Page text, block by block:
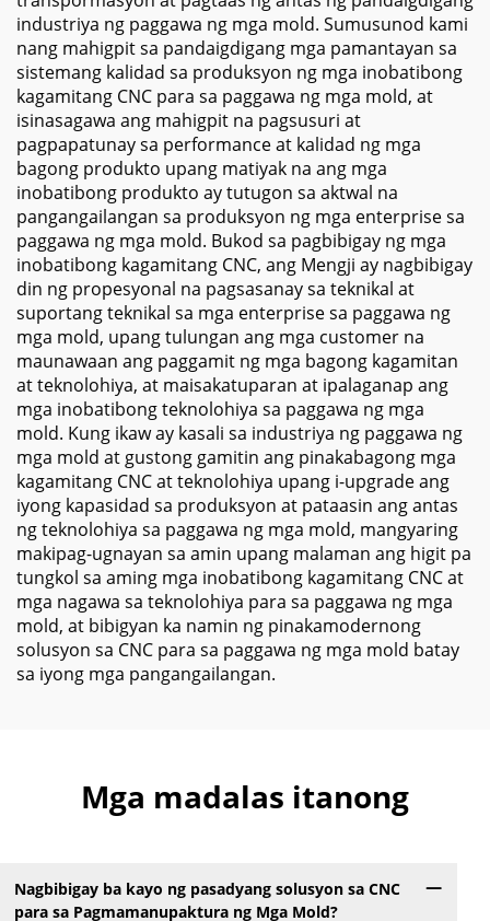
industriya ng paggawa ng mga mold. Sumusunod kami
nang mahigpit sa pandaigdigang mga pamantayan sa
sistemang kalidad sa produksyon ng mga inobatibong
kagamitang CNC para sa paggawa ng mga mold, at
isinasagawa ang mahigpit na pagsusuri at
pagpapatunay sa performance at kalidad ng mga
bagong produkto upang matiyak na ang mga
inobatibong produkto ay tutugon sa aktwal na
pangangailangan sa produksyon ng mga enterprise sa
paggawa ng mga mold. Bukod sa pagbibigay ng mga
inobatibong kagamitang CNC, ang Mengji ay nagbibigay
din ng propesyonal na pagsasanay sa teknikal at
suportang teknikal sa mga enterprise sa paggawa ng
mga mold, upang tulungan ang mga customer na
maunawaan ang paggamit ng mga bagong kagamitan
at teknolohiya, at maisakatuparan at ipalaganap ang
mga inobatibong teknolohiya sa paggawa ng mga
mold. Kung ikaw ay kasali sa industriya ng paggawa ng
mga mold at gustong gamitin ang pinakabagong mga
kagamitang CNC at teknolohiya upang i-upgrade ang
iyong kapasidad sa produksyon at pataasin ang antas
ng teknolohiya sa paggawa ng mga mold, mangyaring
makipag-ugnayan sa amin upang malaman ang higit pa
tungkol sa aming mga inobatibong kagamitang CNC at
mga nagawa sa teknolohiya para sa paggawa ng mga
mold, at bibigyan ka namin ng pinakamodernong
solusyon sa CNC para sa paggawa ng mga mold batay
sa iyong mga pangangailangan.
Mga madalas itanong
Nagbibigay ba kayo ng pasadyang solusyon sa CNC
para sa Pagmamanupaktura ng Mga Mold?